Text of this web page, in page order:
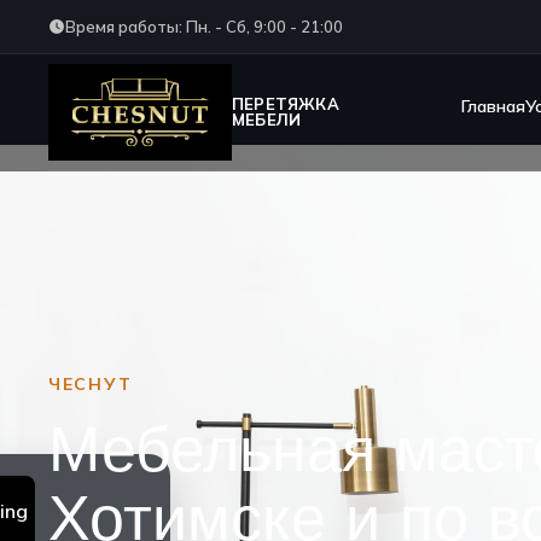
Время работы: Пн. - Сб, 9:00 - 21:00
ПЕРЕТЯЖКА
МЕБЕЛИ
Главная
ЧЕСНУТ
Мебельная
Хотимске и по